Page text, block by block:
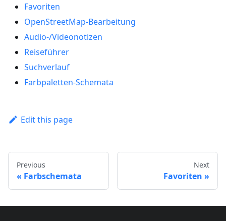
Favoriten
OpenStreetMap-Bearbeitung
Audio-/Videonotizen
Reiseführer
Suchverlauf
Farbpaletten-Schemata
Edit this page
Previous
Farbschemata
Next
Favoriten